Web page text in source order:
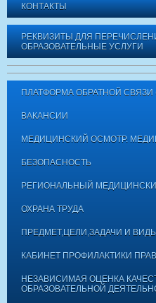
КОНТАКТЫ
РЕКВИЗИТЫ ДЛЯ
ОБРАЗОВАТЕЛЬНЫЕ УСЛУГИ
ПЛАТФОРМА ОБРАТНОЙ СВЯЗИ
ВАКАНСИИ
МЕДИЦИНСКИЙ ОСМОТР.
БЕЗОПАСНОСТЬ
РЕГИОНАЛЬНЫЙ
ОХРАНА ТРУДА
ПРЕДМЕТ,ЦЕЛИ,ЗАДАЧИ И
КАБИНЕТ ПРОФИЛАКТИКИ
НЕЗАВИСИМАЯ ОЦЕНКА
ОБРАЗОВАТЕЛЬНОЙ